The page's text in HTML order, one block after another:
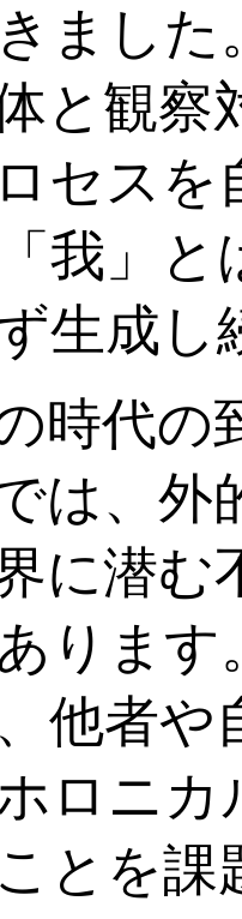
まし
と観察
セスを
我」と
生成し
時代の
は、
に潜
りま
他者や
ロニ
とを